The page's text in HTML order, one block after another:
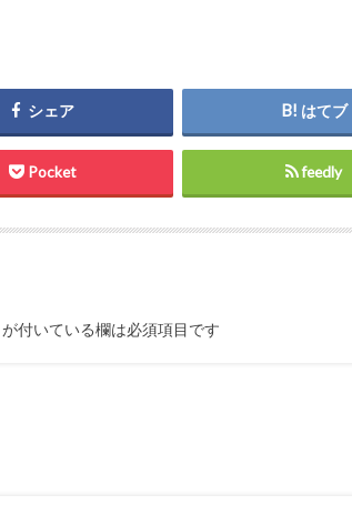
シェア はてブ
Pocket feedly
が付いている欄は必須項目です